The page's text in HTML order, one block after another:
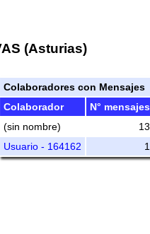
(Asturias)
Colaboradores con Mensajes
Colaborador
N° mensajes
(sin nombre)
13
Usuario - 164162
1